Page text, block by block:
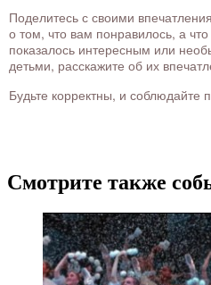
Поделитесь с своими
о том, что вам понравилось, а
показалось интересным или
детьми, расскажите об их
Будьте корректны, и соблюдайте
Смотрите также